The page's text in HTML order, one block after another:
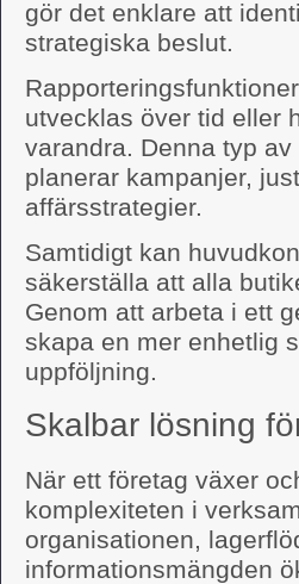
gör det enklare att
strategiska beslut.
utvecklas över tid eller
varandra. Denna typ
planerar kampanjer,
affärsstrategier.
Samtidigt kan
säkerställa att alla
Genom att arbeta i ett
skapa en mer enhetlig
uppföljning.
Skalbar lösning
När ett företag växer
komplexiteten i
organisationen,
informationsmängden